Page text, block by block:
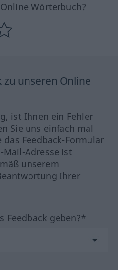
Wörterbuch?
zu unseren Online
ist Ihnen ein Fehler
Sie uns einfach mal
Feedback-Formular
Mail-Adresse ist
unserem
Ihrer
Feedback geben?*